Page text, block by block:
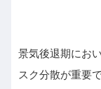
景気後退期にお
スク分散が重要